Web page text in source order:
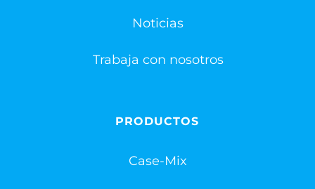
Noticias
Trabaja con nosotros
PRODUCTOS
Case-Mix